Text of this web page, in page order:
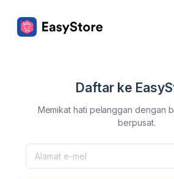
Daftar ke
Memikat hati pelanggan dengan
berpusat.